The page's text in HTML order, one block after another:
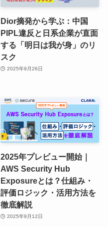
Dior摘発から学ぶ：中国
PIPL違反と日系企業が直面
する「明日は我が身」のリ
スク
2025年9月26日
2025年プレビュー開始｜
AWS Security Hub
Exposureとは？仕組み・
評価ロジック・活用方法を
徹底解説
2025年9月12日